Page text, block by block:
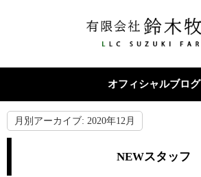
オフィシャルブログ
月別アーカイブ: 2020年12月
NEWスタッフ